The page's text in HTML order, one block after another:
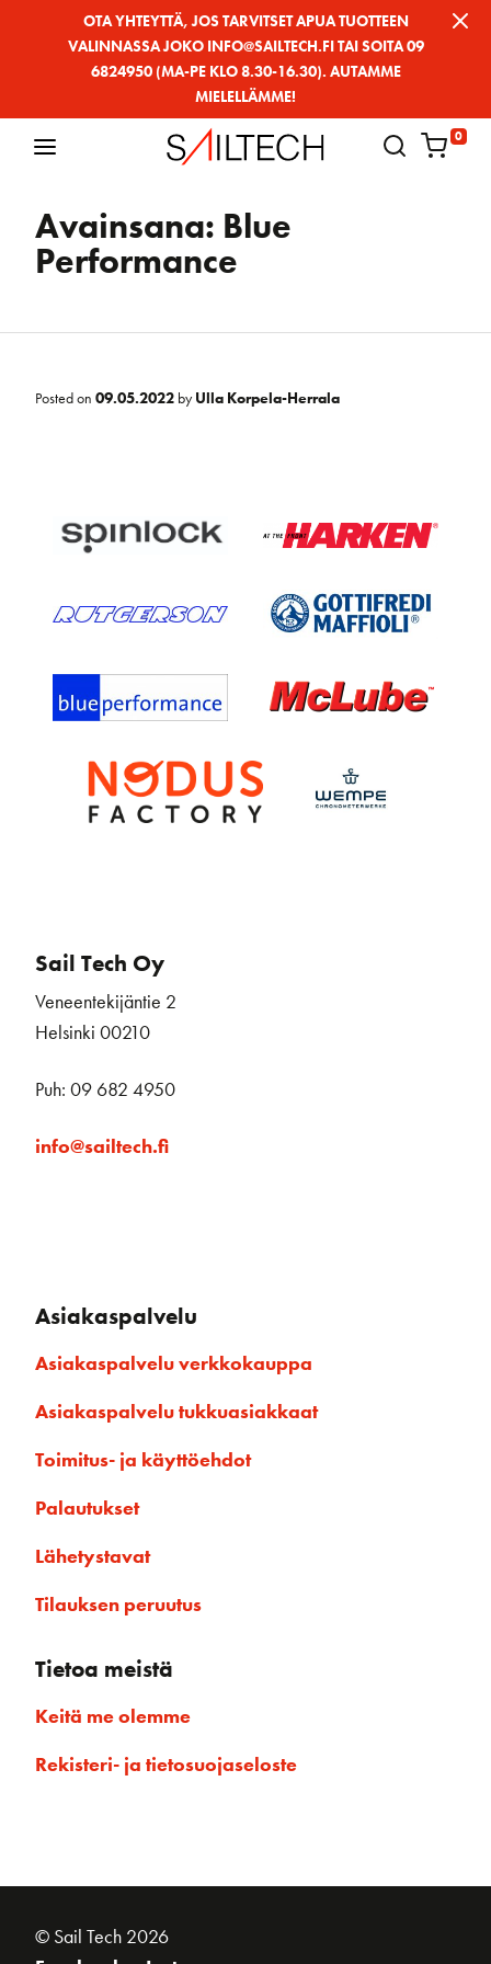
OTA YHTEYTTÄ, JOS TARVITSET APUA TUOTTEEN
VALINNASSA JOKO INFO@SAILTECH.FI TAI SOITA 09
6824950 (MA-PE KLO 8.30-16.30). AUTAMME
MIELELLÄMME!
0
Avainsana: Blue
Performance
Posted on 09.05.2022 byUlla Korpela-Herrala
Sail Tech Oy
Veneentekijäntie 2
Helsinki 00210
Puh: 09 682 4950
info@sailtech.fi
Asiakaspalvelu
Asiakaspalvelu verkkokauppa
Asiakaspalvelu tukkuasiakkaat
Toimitus- ja käyttöehdot
Palautukset
Lähetystavat
Tilauksen peruutus
Tietoa meistä
Keitä me olemme
Rekisteri- ja tietosuojaseloste
© Sail Tech 2026